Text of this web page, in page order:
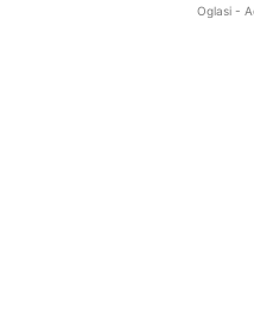
Oglasi -